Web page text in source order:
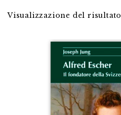
Visualizzazione del risultato